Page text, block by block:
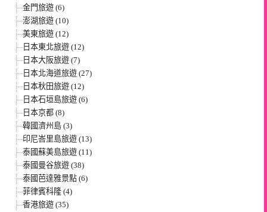
金門旅遊 (6)
澎湖旅遊 (10)
美東旅遊 (12)
日本東北旅遊 (12)
日本大阪旅遊 (7)
日本北海道旅遊 (27)
日本秋田旅遊 (12)
日本石垣島旅遊 (6)
日本京都 (8)
韓國濟州島 (3)
印尼峇里島旅遊 (13)
泰國蘇美島旅遊 (11)
泰國曼谷旅遊 (38)
泰國芭達雅景點 (6)
菲律賓科隆 (4)
香港旅遊 (35)